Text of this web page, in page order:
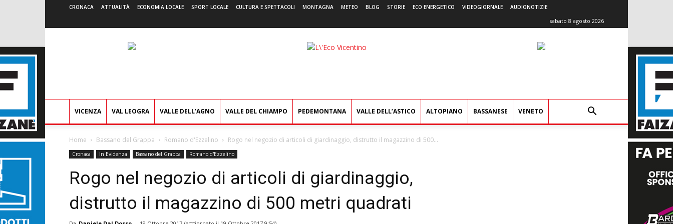
CRONACA ATTUALITÀ ECONOMIA LOCALE SPORT LOCALE CULTURA E SPETTACOLI MONTAGNA METEO BLOG STORIE ECO ENERGETICO VIDEOGIORNALE AUDIONOTIZIE
sabato 8 agosto 2026
L'Eco
VICENZA VAL LEOGRA VALLE DELL’AGNO VALLE DEL CHIAMPO PEDEMONTANA VALLE DELL’ASTICO ALTOPIANO BASSANESE VENETO
Home Bassano del Grappa Romano d'Ezzelino Rogo nel negozio di articoli di giardinaggio, distrutto il magazzino di 500...
Cronaca In Evidenza Bassano del Grappa Romano d'Ezzelino
Rogo nel negozio di articoli di giardinaggio,
distrutto il magazzino di 500 metri quadrati